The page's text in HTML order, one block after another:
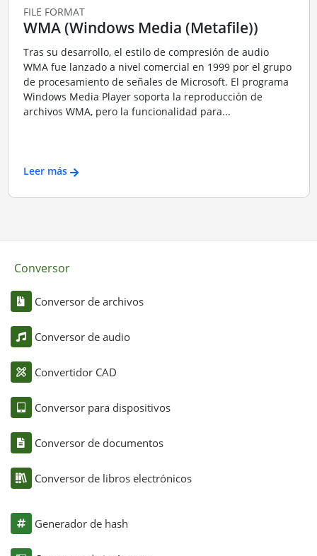
FILE FORMAT
WMA (Windows Media (Metafile))
Tras su desarrollo, el estilo de compresión de audio
WMA fue lanzado a nivel comercial en 1999 por el grupo
de procesamiento de señales de Microsoft. El programa
Windows Media Player soporta la reproducción de
archivos WMA, pero la funcionalidad para...
Leer más
Conversor
Conversor de archivos
Conversor de audio
Convertidor CAD
Conversor para dispositivos
Conversor de documentos
Conversor de libros electrónicos
Generador de hash